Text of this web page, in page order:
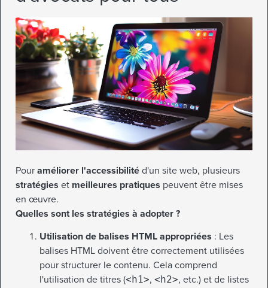
Pour améliorer l'accessibilité d'un site web, plusieurs
stratégies et meilleures pratiques peuvent être mises
en œuvre.
Quelles sont les stratégies à adopter ?
Utilisation de balises HTML appropriées : Les
balises HTML doivent être correctement utilisées
pour structurer le contenu. Cela comprend
l'utilisation de titres (<h1>, <h2>, etc.) et de listes